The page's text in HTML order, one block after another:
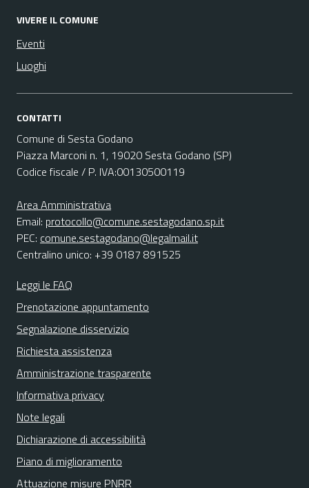
VIVERE IL COMUNE
Eventi
Luoghi
CONTATTI
Comune di Sesta Godano
Piazza Marconi n. 1, 19020 Sesta Godano (SP)
Codice fiscale / P. IVA:00130500119
Area Amministrativa
Email: protocollo@comune.sestagodano.sp.it
PEC: comune.sestagodano@legalmail.it
Centralino unico: +39 0187 891525
Leggi le FAQ
Prenotazione appuntamento
Segnalazione disservizio
Richiesta assistenza
Amministrazione trasparente
Informativa privacy
Note legali
Dichiarazione di accessibilità
Piano di miglioramento
Attuazione misure PNRR